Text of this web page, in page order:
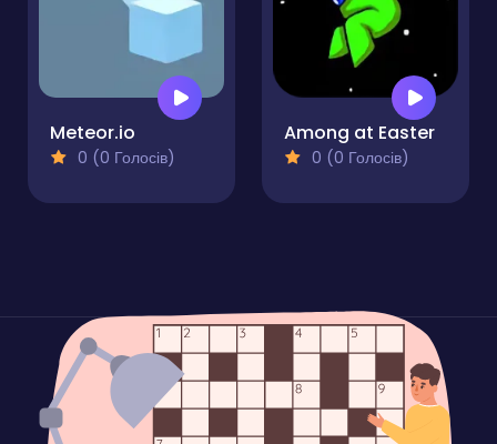
Meteor.io
0 (0 Голосів)
Among at Easter
0 (0 Голосів)